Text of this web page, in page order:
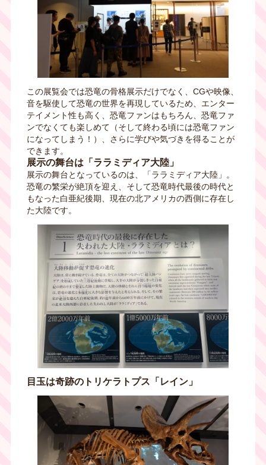
この展覧会では恐竜の骨格展示だけでなく、CGや映像、
音を駆使して恐竜の世界を再現しているため、エンター
テイメント性も高く、恐竜ファンはもちろん、恐竜ファ
ンでなくても楽しめて（そして終わる頃には恐竜ファン
になってしまう！）、さらに学びや気づきを得ることが
できます。
展示の舞台は「ララミディア大陸」
展示の舞台となっているのは、「ララミディア大陸」。
恐竜の繁栄が絶頂を迎え、そして恐竜時代最後の時代と
もなった白亜紀後期、現在の北アメリカの西側に存在し
た大陸です。
目玉は奇跡のトリケラトプス「レイン」